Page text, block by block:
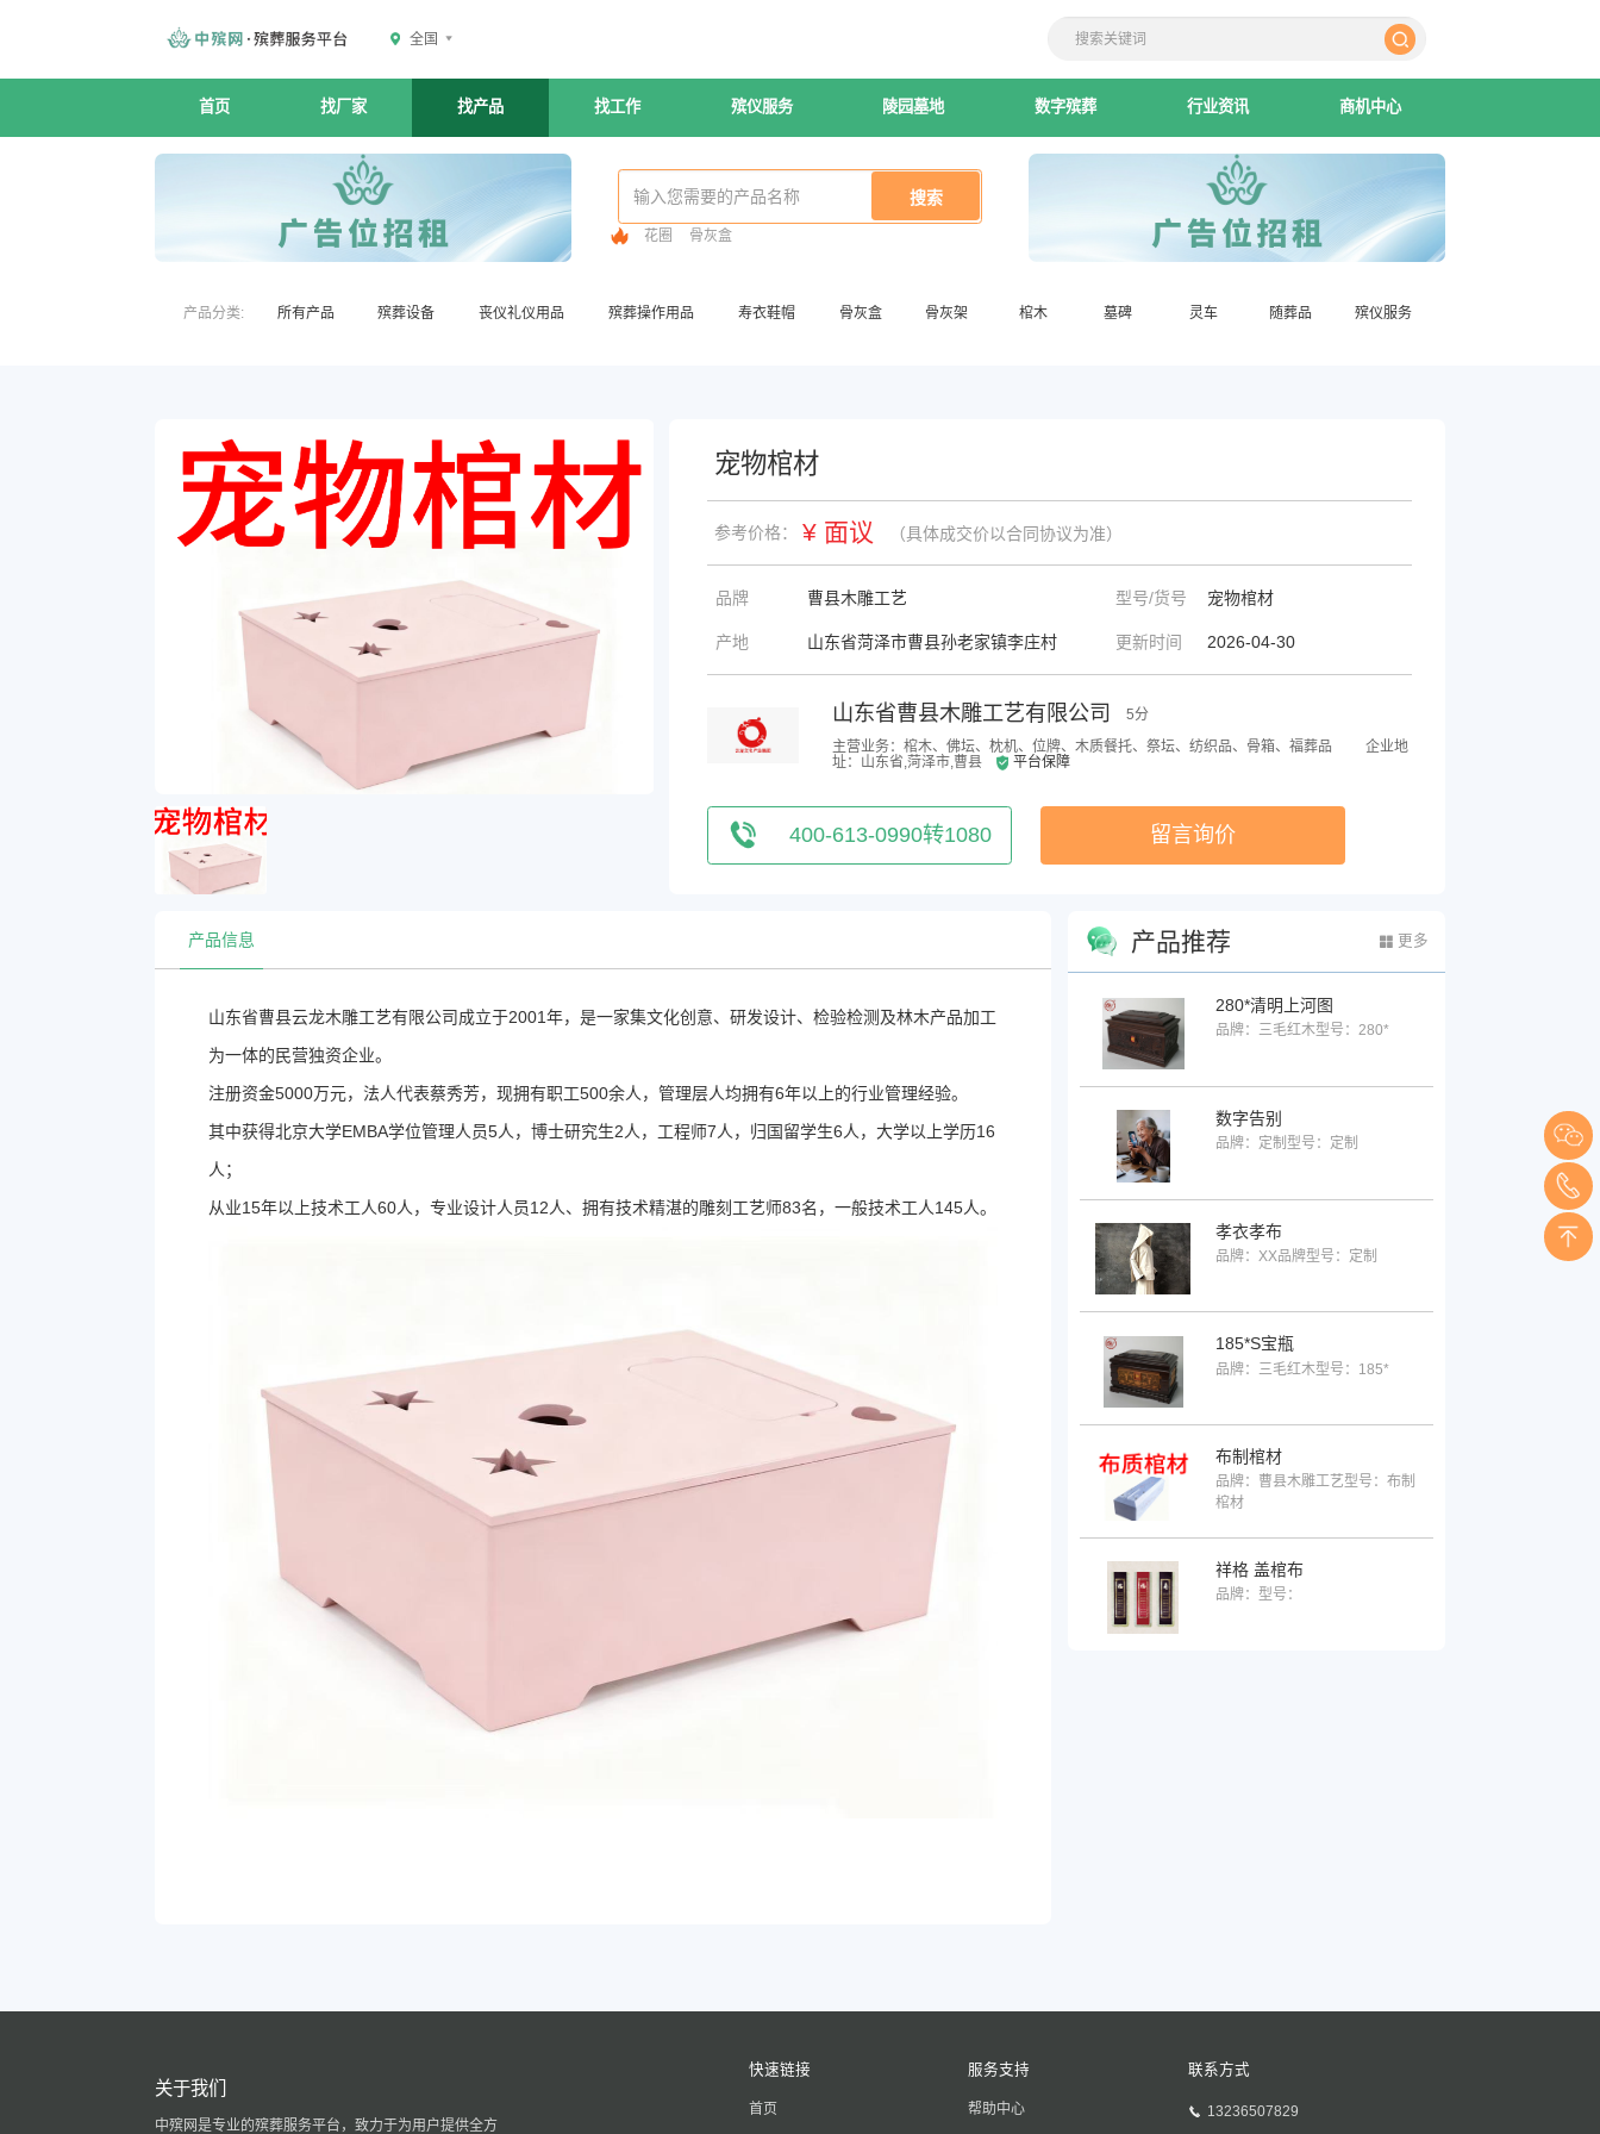
全国
首页 找厂家 找产品 找工作 殡仪服务 陵园墓地 数字殡葬 行业资讯 商机中心
花圈 骨灰盒
产品分类: 所有产品 殡葬设备 丧仪礼仪用品 殡葬操作用品 寿衣鞋帽 骨灰盒 骨灰架 棺木 墓碑 灵车 随葬品 殡仪服务
宠物棺材
参考价格： ¥ 面议 （具体成交价以合同协议为准）
品牌 曹县木雕工艺 型号/货号 宠物棺材
产地 山东省菏泽市曹县孙老家镇李庄村 更新时间 2026-04-30
山东省曹县木雕工艺有限公司
5分
主营业务：棺木、佛坛、枕机、位牌、木质餐托、祭坛、纺织品、骨箱、福葬品
企业地
址：山东省,菏泽市,曹县
平台保障
400-613-0990转1080 留言询价
产品信息
山东省曹县云龙木雕工艺有限公司成立于2001年，是一家集文化创意、研发设计、检验检测及林木产品加工
为一体的民营独资企业。
注册资金5000万元，法人代表蔡秀芳，现拥有职工500余人，管理层人均拥有6年以上的行业管理经验。
其中获得北京大学EMBA学位管理人员5人，博士研究生2人，工程师7人，归国留学生6人，大学以上学历16
人；
从业15年以上技术工人60人，专业设计人员12人、拥有技术精湛的雕刻工艺师83名，一般技术工人145人。
产品推荐 更多
280*清明上河图
品牌：三毛红木型号：280*
数字告别
品牌：定制 型号：定制
孝衣孝布
品牌：XX品牌型号：定制
185*S宝瓶
品牌：三毛红木型号：185*
布制棺材
品牌：曹县木雕工艺型号：布制
棺材
祥格 盖棺布
品牌： 型号：
关于我们
中殡网是专业的殡葬服务平台，致力于为用户提供全方
快速链接
首页
服务支持
帮助中心
联系方式
13236507829